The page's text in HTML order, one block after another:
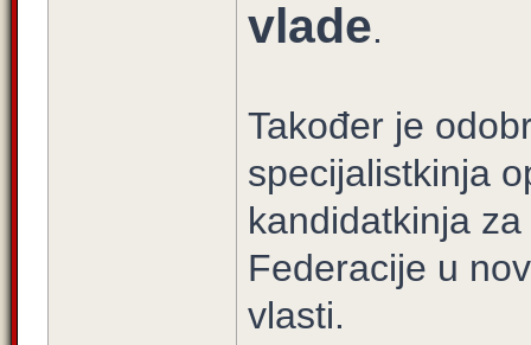
vlade.
Također je
specijalistkinja
kandidatkinja
Federacije u
vlasti.